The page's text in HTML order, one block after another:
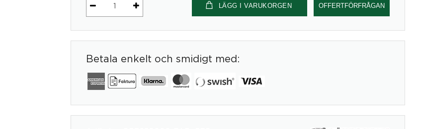
Anyway
LÄGG I VARUKORGEN OFFERTFÖRFRÅGAN
Betala enkelt och smidigt med: